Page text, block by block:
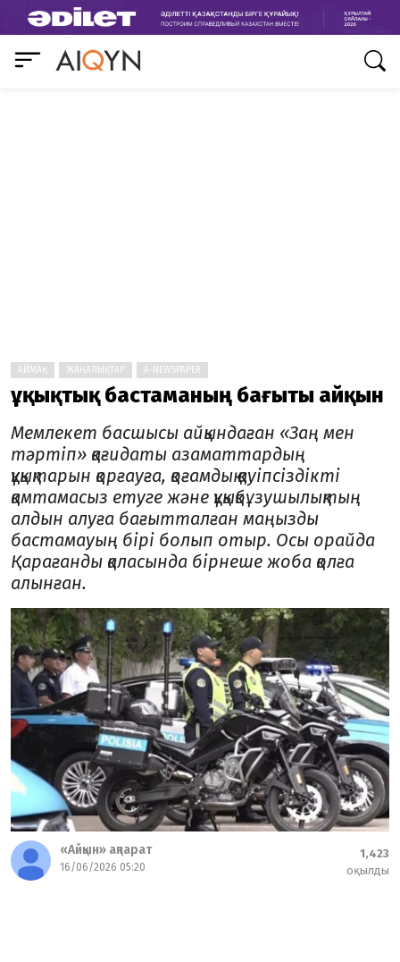
АЙМАҚ ЖАҢАЛЫҚТАР A-NEWSPAPER
Құқықтық бастаманың бағыты айқын
Мемлекет басшысы айқындаған «Заң мен
тәртіп» қағидаты азаматтардың
құқықтарын қорғауға, қоғамдық қауіпсіздікті
қамтамасыз етуге және құқықбұзушылықтың
алдын алуға бағытталған маңызды
бастамаyың бірі болып отыр. Осы орайда
Қарағанды қаласында бірнеше жоба қолға
алынған.
«Айқын» ақпарат
16/06/2026 05:20
1,423
оқылды